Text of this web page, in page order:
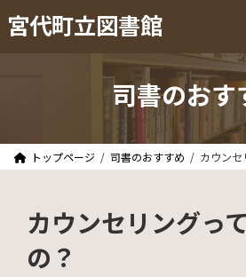
ン
プ
ビ
動
宮代町立図書館
司書のおす
トップページ 司書のおすすめ カウンセ
カウンセリングっ
の？